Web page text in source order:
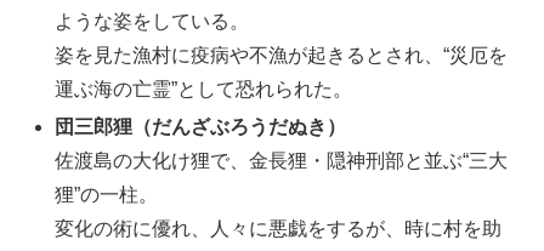
ような姿をしている。
姿を見た漁村に疫病や不漁が起きるとされ、“災厄を
運ぶ海の亡霊”として恐れられた。
団三郎狸（だんざぶろうだぬき）
佐渡島の大化け狸で、金長狸・隠神刑部と並ぶ“三大
狸”の一柱。
変化の術に優れ、人々に悪戯をするが、時に村を助